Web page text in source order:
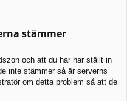
stämmer
och att du har har ställt in
inte stämmer så är serverns
om detta problem så att de